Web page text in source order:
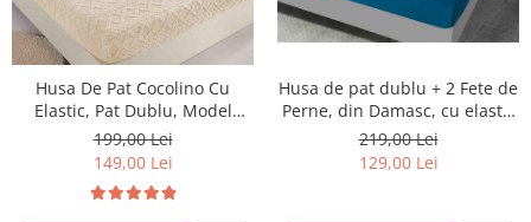
Husa De Pat Cocolino Cu
Elastic, Pat Dublu, Model
Tricot, Crem
199,00 Lei
149,00 Lei
Husa de pat dublu + 2 Fete de
Perne, din Damasc, cu elastic
- Albastru
219,00 Lei
129,00 Lei